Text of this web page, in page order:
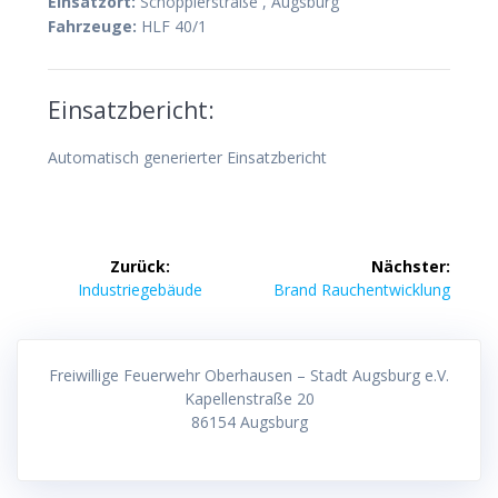
Fahrzeuge: HLF 40/1
Einsatzbericht:
Automatisch generierter Einsatzbericht
Beitragsnavigation
Zurück:
Vorheriger
Industriegebäude
Nächster:
Nächster
Brand Rauchentwicklung
Freiwillige Feuerwehr Oberhausen – Stadt Augsburg e.V.
Kapellenstraße 20
86154 Augsburg